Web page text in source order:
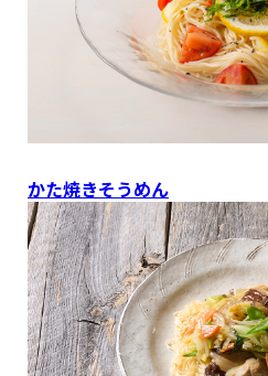
かた焼きそうめん